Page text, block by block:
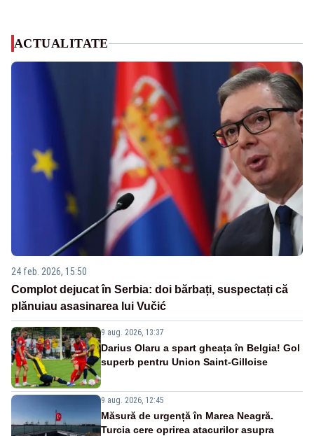
ACTUALITATE
24 feb. 2026, 15:50
Complot dejucat în Serbia: doi bărbați, suspectați că
plănuiau asasinarea lui Vučić
9 aug. 2026, 13:37
Darius Olaru a spart gheața în Belgia! Gol
superb pentru Union Saint-Gilloise
9 aug. 2026, 12:45
Măsură de urgență în Marea Neagră.
Turcia cere oprirea atacurilor asupra